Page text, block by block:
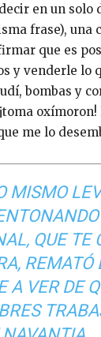
en un solo
frase), una
que es
y venderle lo
bombas y
oxímoron!
me lo
MISMO
QUE TE
REMATÓ
A VER DE